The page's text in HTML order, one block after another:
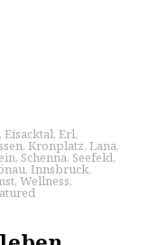
, Eisacktal, Erl,
, Kronplatz, Lana,
, Schenna, Seefeld,
, Innsbruck,
, Wellness,